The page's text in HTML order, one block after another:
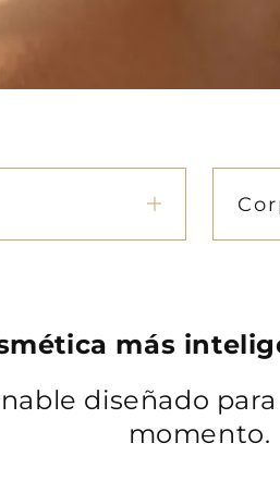
más
diseñado
momento.